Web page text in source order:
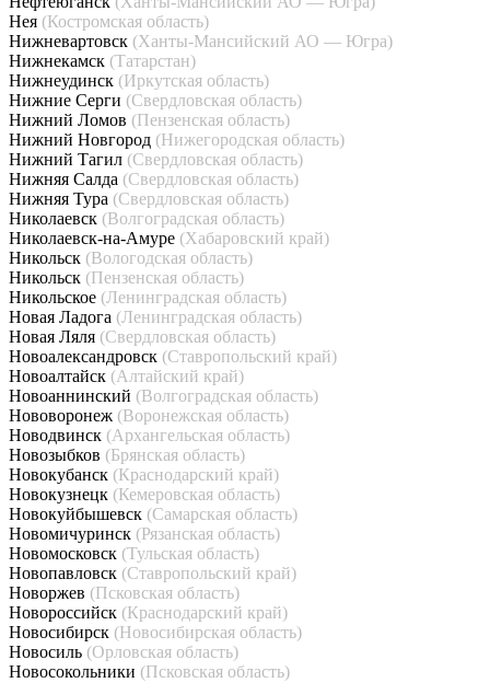
Нея (Костромская область)
Нижневартовск (Ханты-Мансийский АО — Югра)
Нижнекамск (Татарстан)
Нижнеудинск (Иркутская область)
Нижние Серги (Свердловская область)
Нижний Ломов (Пензенская область)
Нижний Новгород (Нижегородская область)
Нижний Тагил (Свердловская область)
Нижняя Салда (Свердловская область)
Нижняя Тура (Свердловская область)
Николаевск (Волгоградская область)
Николаевск-на-Амуре (Хабаровский край)
Никольск (Вологодская область)
Никольск (Пензенская область)
Никольское (Ленинградская область)
Новая Ладога (Ленинградская область)
Новая Ляля (Свердловская область)
Новоалександровск (Ставропольский край)
Новоалтайск (Алтайский край)
Новоаннинский (Волгоградская область)
Нововоронеж (Воронежская область)
Новодвинск (Архангельская область)
Новозыбков (Брянская область)
Новокубанск (Краснодарский край)
Новокузнецк (Кемеровская область)
Новокуйбышевск (Самарская область)
Новомичуринск (Рязанская область)
Новомосковск (Тульская область)
Новопавловск (Ставропольский край)
Новоржев (Псковская область)
Новороссийск (Краснодарский край)
Новосибирск (Новосибирская область)
Новосиль (Орловская область)
Новосокольники (Псковская область)